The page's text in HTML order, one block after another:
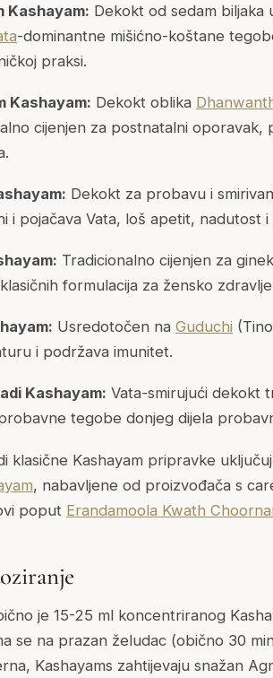
Kashayam: Dekokt od sedam biljaka
-dominantne mišićno-koštane
praksi.
Kashayam: Dekokt oblika
cijenjen za postnatalni
Dekokt za probavu i
i pojačava Vata, loš apetit, nadutost
Tradicionalno cijenjen za
formulacija za žensko
Usredotočen na Guduchi
i podržava imunitet.
Kashayam: Vata-smirujući dekokt
tegobe donjeg dijela
klasične Kashayam pripravke
, nabavljene od proizvođača s
poput Erandamoola Kwath
je 15-25 ml koncentriranog
se na prazan želudac (obično 30
Kashayams zahtijevaju snažan